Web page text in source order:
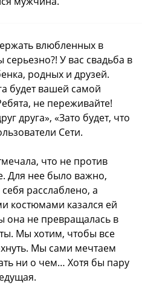
влюбленных в
У вас свадьба в
родных и друзей.
будет вашей самой
не переживайте!
друга», «Зато будет, что
Сети.
что не против
Для нее было важно,
расслаблено, а
костюмами казался ей
она не превращалась в
Мы хотим, чтобы все
Мы сами мечтаем
ни о чем… Хотя бы пару